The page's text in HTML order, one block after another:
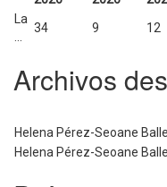
La
34 9 12
Archivos
Helena Pérez-Seoane
Helena Pérez-Seoane